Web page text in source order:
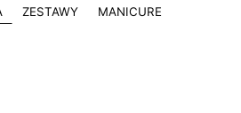
ZESTAWY MANICURE